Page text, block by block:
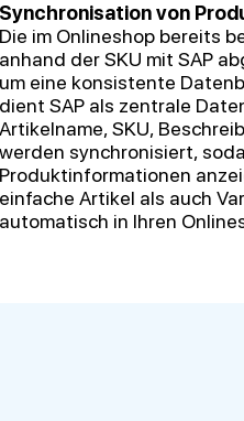
Synchronisation von
Die im Onlineshop bereits
anhand der SKU mit SAP
um eine konsistente
dient SAP als zentrale
Artikelname, SKU,
werden synchronisiert,
Produktinformationen
einfache Artikel als auch
automatisch in Ihren